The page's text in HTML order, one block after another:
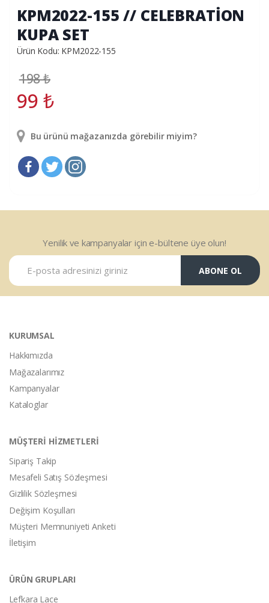
KPM2022-155 // CELEBRATİON
KUPA SET
Ürün Kodu: KPM2022-155
198₺
99 ₺
Bu ürünü mağazanızda görebilir miyim?
Yenilik ve kampanyalar için e-bültene üye olun!
ABONE OL
KURUMSAL
Hakkımızda
Mağazalarımız
Kampanyalar
Kataloglar
MÜŞTERİ HİZMETLERİ
Sipariş Takip
Mesafeli Satış Sözleşmesi
Gizlilik Sözleşmesi
Değişim Koşulları
Müşteri Memnuniyeti Anketi
İletişim
ÜRÜN GRUPLARI
Lefkara Lace